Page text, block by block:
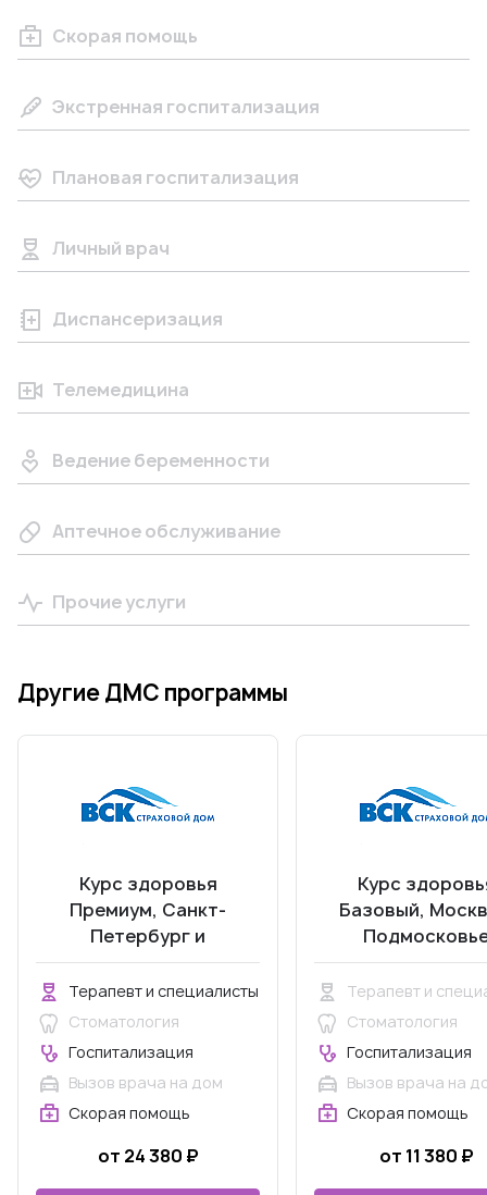
Скорая помощь
Экстренная госпитализация
Плановая госпитализация
Личный врач
Диспансеризация
Телемедицина
Ведение беременности
Аптечное обслуживание
Прочие услуги
Другие ДМС программы
Курс здоровья
Премиум, Санкт-
Петербург и
Ленинградская
область
Терапевт и специалисты
Стоматология
Госпитализация
Вызов врача на дом
Скорая помощь
от 24 380 ₽
Курс
Базовый,
Терапевт и
Стоматология
Госпитализация
Вызов врача на
Скорая помощь
от 11 380 ₽